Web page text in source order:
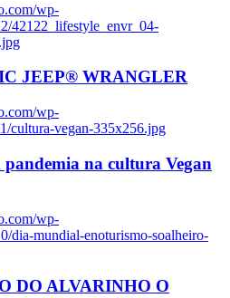
wp-
42122_lifestyle_envr_04-
JEEP® WRANGLER
wp-
cultura-vegan-335x256.jpg
pandemia na cultura Vegan
wp-
dia-mundial-enoturismo-soalheiro-
DO ALVARINHO O